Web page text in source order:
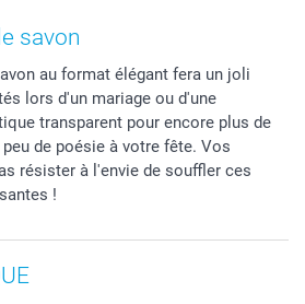
déco & bonbons
savon
au format élégant fera un joli
lors d'un mariage ou d'une
transparent pour encore plus de
de poésie à votre fête. Vos
résister à l'envie de souffler ces
!